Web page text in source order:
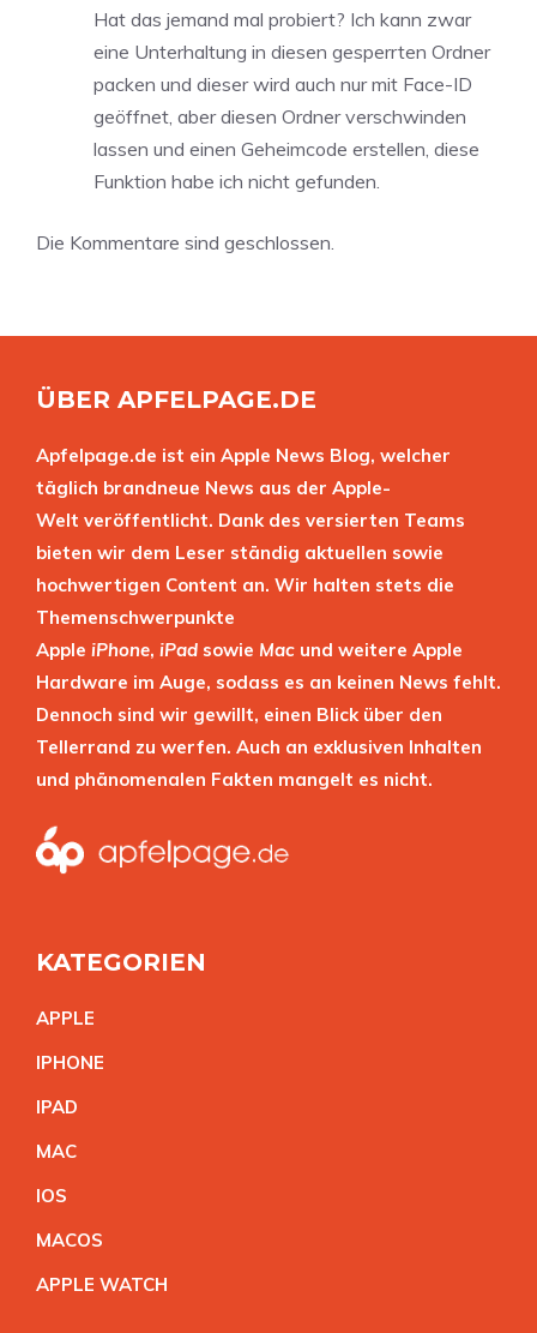
Hat das jemand mal probiert? Ich kann zwar
eine Unterhaltung in diesen gesperrten Ordner
packen und dieser wird auch nur mit Face-ID
geöffnet, aber diesen Ordner verschwinden
lassen und einen Geheimcode erstellen, diese
Funktion habe ich nicht gefunden.
Die Kommentare sind geschlossen.
ÜBER APFELPAGE.DE
Apfelpage.de ist ein Apple News Blog, welcher
täglich brandneue News aus der Apple-
Welt veröffentlicht. Dank des versierten Teams
bieten wir dem Leser ständig aktuellen sowie
hochwertigen Content an. Wir halten stets die
Themenschwerpunkte
Apple iPhone, iPad sowie Mac und weitere Apple
Hardware im Auge, sodass es an keinen News fehlt.
Dennoch sind wir gewillt, einen Blick über den
Tellerrand zu werfen. Auch an exklusiven Inhalten
und phänomenalen Fakten mangelt es nicht.
KATEGORIEN
APPLE
IPHONE
IPAD
MAC
IOS
MACOS
APPLE WATCH